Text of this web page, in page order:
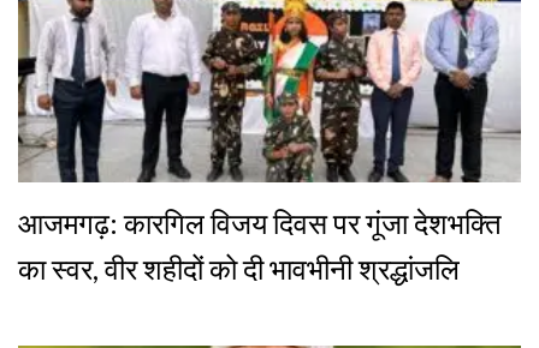
आजमगढ़: कारगिल विजय दिवस पर गूंजा देशभक्ति
का स्वर, वीर शहीदों को दी भावभीनी श्रद्धांजलि